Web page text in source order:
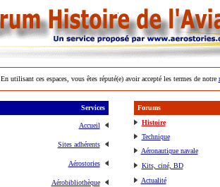
En utilisant ces espaces, vous êtes réputé(e) avoir accepté les termes de notre
Services
Accueil
Sites adhérents
Aérostories
Aérobibliothèque
Forums
Histoire
Technique
Aéronautique navale
Kits, ciné, BD
Actualité